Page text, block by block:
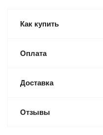
Как купить
Оплата
Доставка
Отзывы